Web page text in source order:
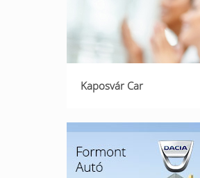
Kaposvár Car